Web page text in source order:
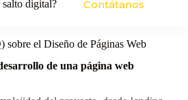
salto digital? Contátanos
sobre el Diseño de Páginas Web
de una página web